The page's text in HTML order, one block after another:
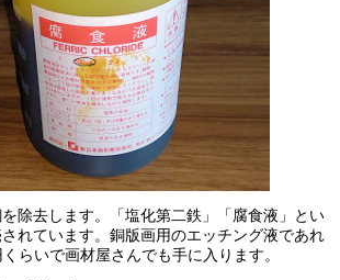
除去します。「塩化第二鉄」「腐食液」とい
れています。銅版画用のエッチング液であれ
くらいで画材屋さんでも手に入ります。